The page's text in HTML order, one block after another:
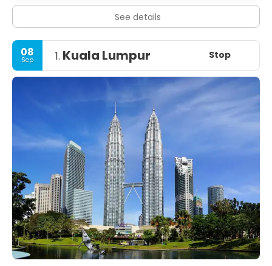
See details
08
Sep 1. Kuala Lumpur Stop